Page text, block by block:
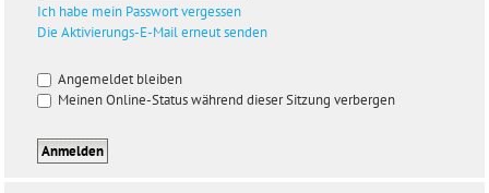
Ich habe mein Passwort vergessen
Die Aktivierungs-E-Mail erneut senden
Angemeldet bleiben
Meinen Online-Status während dieser Sitzung verbergen